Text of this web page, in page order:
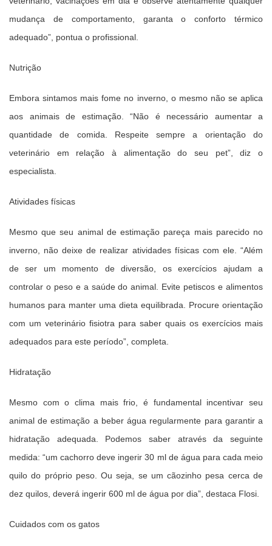
mudança de comportamento, garanta o conforto térmico
adequado”, pontua o profissional.
Nutrição
Embora sintamos mais fome no inverno, o mesmo não se aplica
aos animais de estimação. “Não é necessário aumentar a
quantidade de comida. Respeite sempre a orientação do
veterinário em relação à alimentação do seu pet”, diz o
especialista.
Atividades físicas
Mesmo que seu animal de estimação pareça mais parecido no
inverno, não deixe de realizar atividades físicas com ele. “Além
de ser um momento de diversão, os exercícios ajudam a
controlar o peso e a saúde do animal. Evite petiscos e alimentos
humanos para manter uma dieta equilibrada. Procure orientação
com um veterinário fisiotra para saber quais os exercícios mais
adequados para este período”, completa.
Hidratação
Mesmo com o clima mais frio, é fundamental incentivar seu
animal de estimação a beber água regularmente para garantir a
hidratação adequada. Podemos saber através da seguinte
medida: “um cachorro deve ingerir 30 ml de água para cada meio
quilo do próprio peso. Ou seja, se um cãozinho pesa cerca de
dez quilos, deverá ingerir 600 ml de água por dia”, destaca Flosi.
Cuidados com os gatos